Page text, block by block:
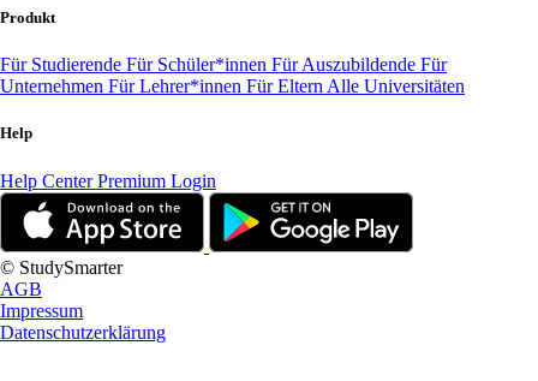
Produkt
Für Studierende Für Schüler*innen Für Auszubildende Für
Unternehmen Für Lehrer*innen Für Eltern Alle Universitäten
Help
Help CenterPremium Login
© StudySmarter
AGB
Impressum
Datenschutzerklärung